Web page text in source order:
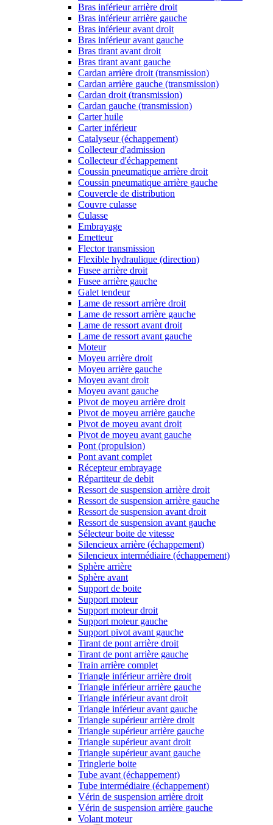
Bras inférieur arrière droit
Bras inférieur arrière gauche
Bras inférieur avant droit
Bras inférieur avant gauche
Bras tirant avant droit
Bras tirant avant gauche
Cardan arrière droit (transmission)
Cardan arrière gauche (transmission)
Cardan droit (transmission)
Cardan gauche (transmission)
Carter huile
Carter inférieur
Catalyseur (échappement)
Collecteur d'admission
Collecteur d'échappement
Coussin pneumatique arrière droit
Coussin pneumatique arrière gauche
Couvercle de distribution
Couvre culasse
Culasse
Embrayage
Emetteur
Flector transmission
Flexible hydraulique (direction)
Fusee arrière droit
Fusee arrière gauche
Galet tendeur
Lame de ressort arrière droit
Lame de ressort arrière gauche
Lame de ressort avant droit
Lame de ressort avant gauche
Moteur
Moyeu arrière droit
Moyeu arrière gauche
Moyeu avant droit
Moyeu avant gauche
Pivot de moyeu arrière droit
Pivot de moyeu arrière gauche
Pivot de moyeu avant droit
Pivot de moyeu avant gauche
Pont (propulsion)
Pont avant complet
Récepteur embrayage
Répartiteur de debit
Ressort de suspension arrière droit
Ressort de suspension arrière gauche
Ressort de suspension avant droit
Ressort de suspension avant gauche
Sélecteur boite de vitesse
Silencieux arrière (échappement)
Silencieux intermédiaire (échappement)
Sphère arrière
Sphère avant
Support de boite
Support moteur
Support moteur droit
Support moteur gauche
Support pivot avant gauche
Tirant de pont arrière droit
Tirant de pont arrière gauche
Train arrière complet
Triangle inférieur arrière droit
Triangle inférieur arrière gauche
Triangle inférieur avant droit
Triangle inférieur avant gauche
Triangle supérieur arrière droit
Triangle supérieur arrière gauche
Triangle supérieur avant droit
Triangle supérieur avant gauche
Tringlerie boite
Tube avant (échappement)
Tube intermédiaire (échappement)
Vérin de suspension arrière droit
Vérin de suspension arrière gauche
Volant moteur